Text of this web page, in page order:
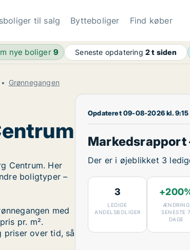
til salg Bytteboliger Find køber
nye boliger9 Seneste opdatering2 t siden
Grønnegangen
Centrum. Her
boligtyper –
med
pr. m².
priser over tid, så
Opdateret 09-08-2026 kl. 9:15
Markedsrapport
Der er i øjeblikket 3
3
LEDIGE
ANDELSBOLIGER
ÆNDRING
SENESTE 7
DAGE